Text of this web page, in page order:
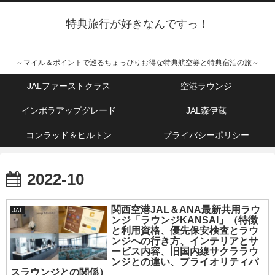
特典旅行が好きなんですっ！
～マイル＆ポイントで巡るちょっぴりお得な特典航空券と特典宿泊の旅～
JALファーストクラス 空港ラウンジ
インボラアップグレード JAL森伊蔵
コンラッド＆ヒルトン プライバシーポリシー
2022-10
JAL
関西空港JAL＆ANA最新共用ラウ
ンジ「ラウンジKANSAI」（特徴
と利用資格、優先保安検査とラウ
ンジへの行き方、インテリアとサ
ービス内容、旧国内線サクララウ
ンジとの違い、プライオリティパ
スラウンジとの関係）